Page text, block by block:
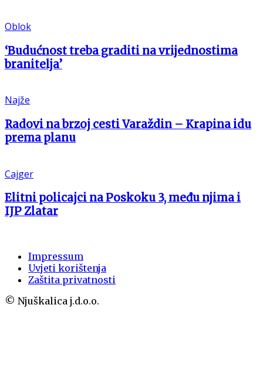
Oblok
‘Budućnost treba graditi na vrijednostima
branitelja’
Najže
Radovi na brzoj cesti Varaždin – Krapina idu
prema planu
Cajger
Elitni policajci na Poskoku 3, među njima i
IJP Zlatar
Impressum
Uvjeti korištenja
Zaštita privatnosti
© Njuškalica j.d.o.o.